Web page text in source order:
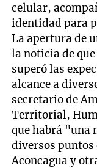
celular,
identidad para
La apertura de
la noticia de
superó las
alcance a
secretario de
Territorial,
que habrá "una
diversos
Aconcagua y